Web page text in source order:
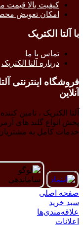
کیفیت بالا قیمت
امکان تعویض
با آلتا الکتریک
تماس با ما
درباره آلتا الکتریک
فروشگاه اینترنتی
آنلاین
آلتا الکتریک ، تامین
پخش انواع گلند های
خدمات کامل به
صفحه اصلی
سبد خرید
علاقه‌مندی‌ها
اعلانات